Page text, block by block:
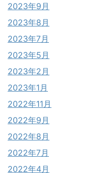
2023年9月
2023年8月
2023年7月
2023年5月
2023年2月
2023年1月
2022年11月
2022年9月
2022年8月
2022年7月
2022年4月